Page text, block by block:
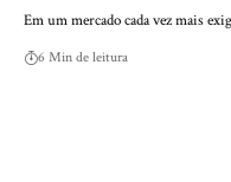
Em um mercado cada vez mais
6 Min de leitura